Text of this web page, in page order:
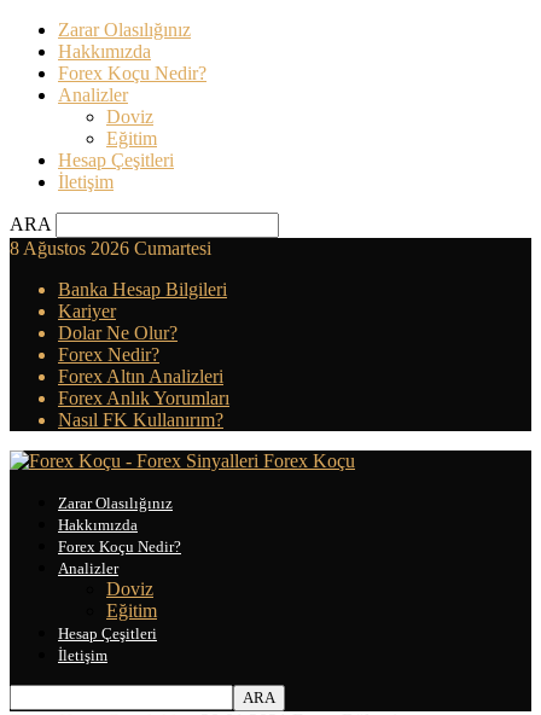
Zarar Olasılığınız
Hakkımızda
Forex Koçu Nedir?
Analizler
Doviz
Eğitim
Hesap Çeşitleri
İletişim
ARA
8 Ağustos 2026 Cumartesi
Banka Hesap Bilgileri
Kariyer
Dolar Ne Olur?
Forex Nedir?
Forex Altın Analizleri
Forex Anlık Yorumları
Nasıl FK Kullanırım?
Forex Koçu
Zarar Olasılığınız
Hakkımızda
Forex Koçu Nedir?
Analizler
Doviz
Eğitim
Hesap Çeşitleri
İletişim